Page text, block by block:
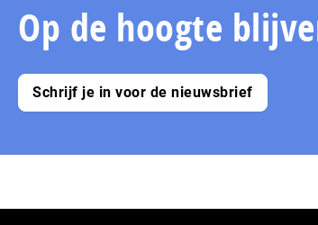
Op de hoogte
Schrijf je in voor de nieuwsbrief